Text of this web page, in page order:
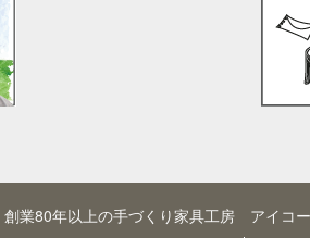
業80年以上の手づくり家具工房 アイコ